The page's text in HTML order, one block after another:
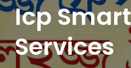
Icp Smart
Services